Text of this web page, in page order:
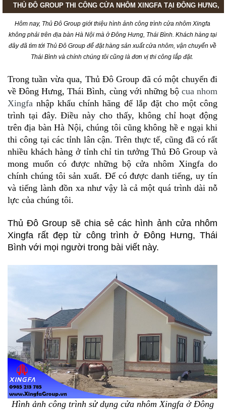
THỦ ĐÔ GROUP THI CÔNG CỬA NHÔM XINGFA TẠI ĐÔNG HƯNG,
THÁI BÌNH
Hôm nay, Thủ Đô Group giới thiệu hình ảnh công trình cửa nhôm Xingfa
không phải trên địa bàn Hà Nội mà ở Đông Hưng, Thái Bình. Khách hàng tại
đây đã tìm tới Thủ Đô Group để đặt hàng sản xuất cửa nhôm, vận chuyển về
Thái Bình và chính chúng tôi cũng là đơn vị thi công lắp đặt.
Trong tuần vừa qua, Thủ Đô Group đã có một chuyến đi
về Đông Hưng, Thái Bình, cùng với những bộcua nhom
Xingfa nhập khẩu chính hãng để lắp đặt cho một công
trình tại đây. Điều này cho thấy, không chỉ hoạt động
trên địa bàn Hà Nội, chúng tôi cũng không hề e ngại khi
thi công tại các tỉnh lân cận. Trên thực tế, cũng đã có rất
nhiều khách hàng ở tỉnh chỉ tin tưởng Thủ Đô Group và
mong muốn có được những bộ cửa nhôm Xingfa do
chính chúng tôi sản xuất. Để có được danh tiếng, uy tín
và tiếng lành đồn xa như vậy là cả một quá trình dài nỗ
lực của chúng tôi.
Thủ Đô Group sẽ chia sẻ các hình ảnh cửa nhôm
Xingfa rất đẹp từ công trình ở Đông Hưng, Thái
Bình với mọi người trong bài viết này.
Hình ảnh công trình sử dụng cửa nhôm Xingfa ở Đông